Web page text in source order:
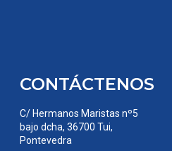
CONTÁCTENOS
C/ Hermanos Maristas nº5
bajo dcha, 36700 Tui,
Pontevedra